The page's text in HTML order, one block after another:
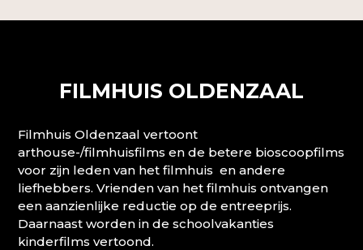
FILMHUIS OLDENZAAL
Filmhuis Oldenzaal vertoont
arthouse-/filmhuisfilms en de betere bioscoopfilms
voor zijn leden van het filmhuis en andere
liefhebbers. Vrienden van het filmhuis ontvangen
een aanzienlijke reductie op de entreeprijs.
Daarnaast worden in de schoolvakanties
kinderfilms vertoond.